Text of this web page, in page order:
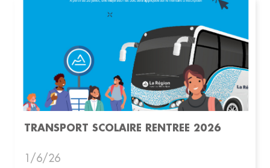
TRANSPORT SCOLAIRE RENTREE 2026
1/6/26